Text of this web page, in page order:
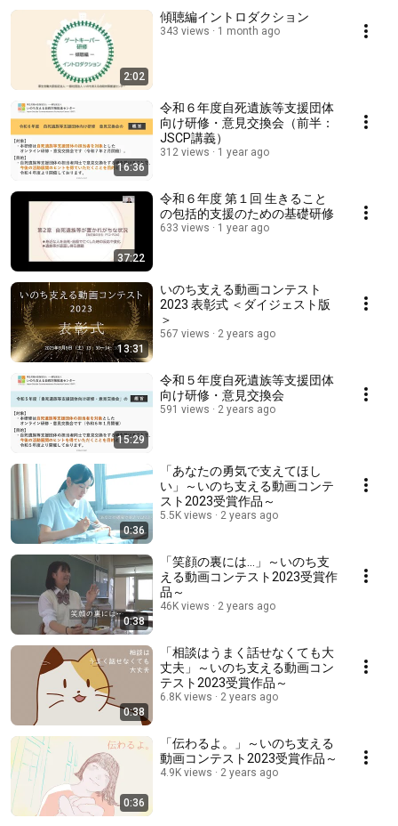
2:02
傾聴編イントロダクション
343 views 1 month ago
16:36
令和６年度自死遺族等支援団体
向け研修・意見交換会（前半：
JSCP講義）
312 views 1 year ago
37:22
令和６年度 第１回 生きること
の包括的支援のための基礎研修
633 views 1 year ago
13:31
いのち支える動画コンテスト
2023 表彰式 ＜ダイジェスト版
＞
567 views 2 years ago
15:29
令和５年度自死遺族等支援団体
向け研修・意見交換会
591 views 2 years ago
0:36
「あなたの勇気で支えてほし
い」～いのち支える動画コンテ
スト2023受賞作品～
5.5K views 2 years ago
0:38
「笑顔の裏には…」～いのち支
える動画コンテスト2023受賞作
品～
46K views 2 years ago
0:38
「相談はうまく話せなくても大
丈夫」～いのち支える動画コン
テスト2023受賞作品～
6.8K views 2 years ago
0:36
「伝わるよ。」～いのち支える
動画コンテスト2023受賞作品～
4.9K views 2 years ago